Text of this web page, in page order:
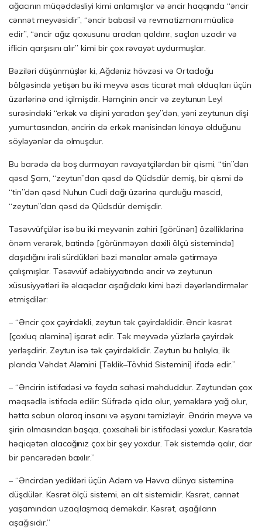
ağacının müqəddəsliyi kimi anlamışlar və əncir haqqında “əncir
cənnət meyvəsidir”, “əncir babasil və revmatizmanı müalicə
edir”, “əncir ağız qoxusunu aradan qaldırır, saçları uzadır və
iflicin qarşısını alır” kimi bir çox rəvayət uydurmuşlar.
Bəziləri düşünmüşlər ki, Ağdəniz hövzəsi və Ortadoğu
bölgəsində yetişən bu iki meyvə əsas ticarət malı olduqları üçün
üzərlərinə and içilmişdir. Həmçinin əncir və zeytunun Leyl
surəsindəki “erkək və dişini yaradan şey”dən, yəni zeytunun dişi
yumurtasından, əncirin də erkək mənisindən kinayə olduğunu
söyləyənlər də olmuşdur.
Bu barədə də boş durmayan rəvayətçilərdən bir qismi, “tin”dən
qəsd Şam, “zeytun”dan qəsd də Qüdsdür demiş, bir qismi də
“tin”dən qəsd Nuhun Cudi dağı üzərinə qurduğu məscid,
“zeytun”dan qəsd də Qüdsdür demişdir.
Təsəvvüfçülər isə bu iki meyvənin zahiri [görünən] özəlliklərinə
önəm verərək, batində [görünməyən daxili ölçü sistemində]
daşıdığını irəli sürdükləri bəzi mənalar əmələ gətirməyə
çalışmışlar. Təsəvvüf ədəbiyyatında əncir və zeytunun
xüsusiyyətləri ilə əlaqədar aşağıdakı kimi bəzi dəyərləndirmələr
etmişdilər:
– “Əncir çox çəyirdəkli, zeytun tək çəyirdəklidir. Əncir kəsrət
[çoxluq aləminə] işarət edir. Tək meyvədə yüzlərlə çəyirdək
yerləşdirir. Zeytun isə tək çəyirdəklidir. Zeytun bu halıyla, ilk
planda Vəhdət Aləmini [Təklik–Tövhid Sistemini] ifadə edir.”
– “Əncirin istifadəsi və fayda sahəsi məhduddur. Zeytundən çox
məqsədlə istifadə edilir: Süfrədə qida olur, yeməklərə yağ olur,
hətta sabun olaraq insanı və əşyanı təmizləyir. Əncirin meyvə və
şirin olmasından başqa, çoxsahəli bir istifadəsi yoxdur. Kəsrətdə
həqiqətən alacağınız çox bir şey yoxdur. Tək sistemdə qalır, dar
bir pəncərədən baxılır.”
– “Əncirdən yedikləri üçün Adəm və Həvva dünya sisteminə
düşdülər. Kəsrət ölçü sistemi, ən alt sistemidir. Kəsrət, cənnət
yaşamından uzaqlaşmaq deməkdir. Kəsrət, aşağıların
aşağısıdır.”